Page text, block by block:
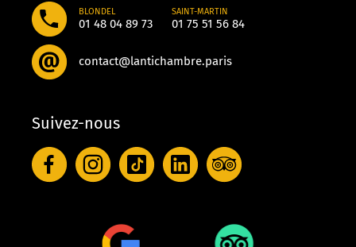
BLONDEL
01 48 04 89 73
SAINT-MARTIN
01 75 51 56 84
contact@lantichambre.paris
Suivez-nous